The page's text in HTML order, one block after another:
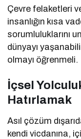
Çevre felaketleri
insanlığın kısa
sorumluluklarını
dünyayı
olmayı öğrenmeli.
İçsel
Hatırlamak
Asıl çözüm
kendi vicdanına,